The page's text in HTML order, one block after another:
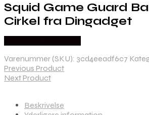
Squid Game Guard
Cirkel fra Dingadget
Varenummer (SKU): 3cd4eeadf6c7
Previous Product
Next Product
Beskrivelse